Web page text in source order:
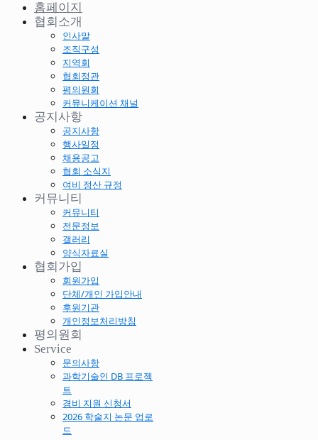
홈페이지
협회소개
인사말
조직구성
지역회
협회정관
평의원회
커뮤니케이션 채널
공지사항
공지사항
행사일정
채용공고
협회 소식지
여비 정산 규정
커뮤니티
커뮤니티
전문정보
갤러리
양식자료실
협회가입
회원가입
단체/개인 가입안내
후원기관
개인정보처리방침
평의원회
Service
문의사항
과학기술인 DB 프로젝
트
경비 지원 신청서
2026 학술지 논문 업로
드